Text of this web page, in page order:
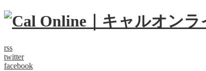
rss
twitter
facebook